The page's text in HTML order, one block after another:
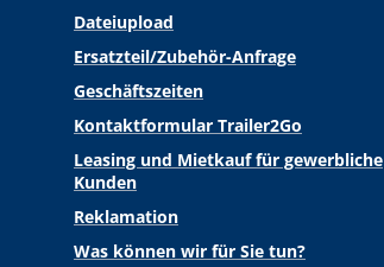
Dateiupload
Ersatzteil/Zubehör-Anfrage
Geschäftszeiten
Kontaktformular Trailer2Go
Leasing und Mietkauf für gewerbliche
Kunden
Reklamation
Was können wir für Sie tun?